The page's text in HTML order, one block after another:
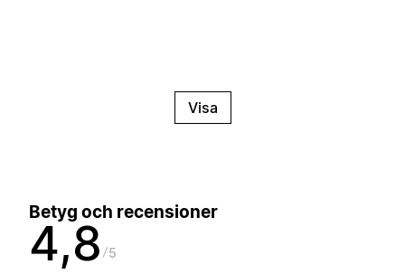
Visa
Betyg och recensioner
4,8 5